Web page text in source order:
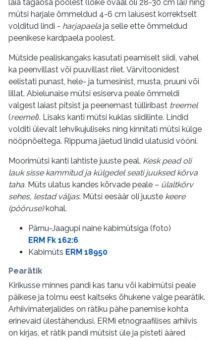
laia tagaosa poolest (lõike ovaal oli 28-30 cm lai) ning
mütsi harjale õmmeldud 4-6 cm laiusest korrektselt
volditud lindi - harjapaela ja selle ette õmmeldud
peenikese kardpaela poolest.
Mütside pealiskangaks kasutati peamiselt siidi, vahel
ka peenvillast või puuvillast riiet. Värvitoonidest
eelistati punast, hele- ja tumesinist, musta, pruuni või
lillat. Abielunaise mütsi esiserva peale õmmeldi
valgest laiast pitsist ja peenemast tülliribast treemel
(reemel). Lisaks kanti mütsi kuklas siidilinte. Lindid
volditi ülevalt lehvikujuliseks ning kinnitati mütsi külge
nööpnõeltega. Rippuma jäetud lindid ulatusid vööni.
Moorimütsi kanti lahtiste juuste peal. Kesk pead oli
lauk sisse kammitud ja külgedel seati juuksed kõrva
taha. Müts ulatus kandes kõrvade peale – ülaltkõrv
sehes, lestad väljas. Mütsi eesäär oli juuste keere
(pööruse)kohal.
Pärnu-Jaagupi naine kabimütsiga (foto)
ERM Fk 162:6
Kabimüts ERM 18950
Pearätik
Kirikusse minnes pandi kas tanu või kabimütsi peale
päikese ja tolmu eest kaitseks õhukene valge pearätik.
Arhiivimaterjalides on rätiku pähe panemise kohta
erinevaid ülestähendusi. ERMi etnograafilises arhiivis
on kirjas, et rätik pandi mütsist üle ja pisteti ääred